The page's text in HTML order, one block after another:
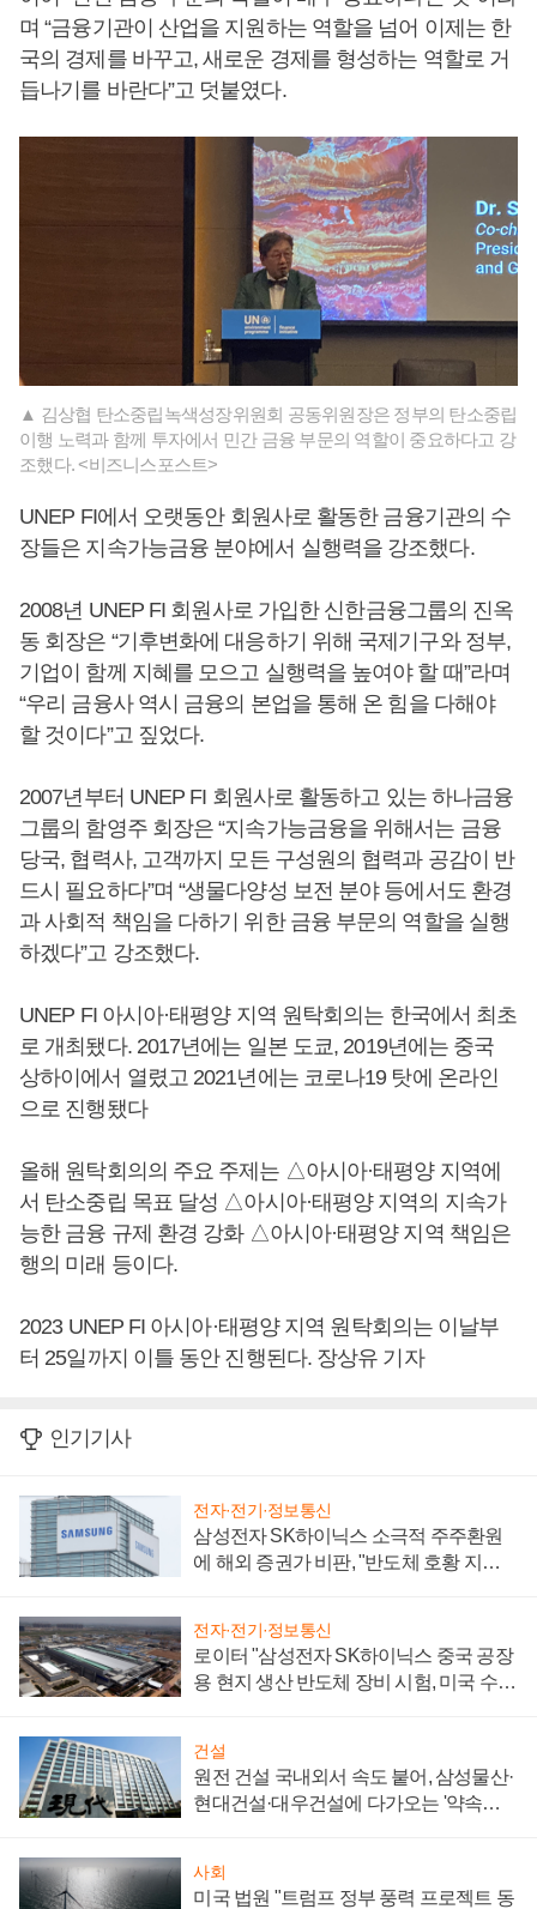
며 “금융기관이 산업을 지원하는 역할을 넘어 이제는 한
국의 경제를 바꾸고, 새로운 경제를 형성하는 역할로 거
듭나기를 바란다”고 덧붙였다.
▲ 김상협 탄소중립녹색성장위원회 공동위원장은 정부의 탄소중립
이행 노력과 함께 투자에서 민간 금융 부문의 역할이 중요하다고 강
조했다. <비즈니스포스트>
UNEP FI에서 오랫동안 회원사로 활동한 금융기관의 수
장들은 지속가능금융 분야에서 실행력을 강조했다.
2008년 UNEP FI 회원사로 가입한 신한금융그룹의 진옥
동 회장은 “기후변화에 대응하기 위해 국제기구와 정부,
기업이 함께 지혜를 모으고 실행력을 높여야 할 때”라며
“우리 금융사 역시 금융의 본업을 통해 온 힘을 다해야
할 것이다”고 짚었다.
2007년부터 UNEP FI 회원사로 활동하고 있는 하나금융
그룹의 함영주 회장은 “지속가능금융을 위해서는 금융
당국, 협력사, 고객까지 모든 구성원의 협력과 공감이 반
드시 필요하다”며 “생물다양성 보전 분야 등에서도 환경
과 사회적 책임을 다하기 위한 금융 부문의 역할을 실행
하겠다”고 강조했다.
UNEP FI 아시아·태평양 지역 원탁회의는 한국에서 최초
로 개최됐다. 2017년에는 일본 도쿄, 2019년에는 중국
상하이에서 열렸고 2021년에는 코로나19 탓에 온라인
으로 진행됐다
올해 원탁회의의 주요 주제는 △아시아·태평양 지역에
서 탄소중립 목표 달성 △아시아·태평양 지역의 지속가
능한 금융 규제 환경 강화 △아시아·태평양 지역 책임은
행의 미래 등이다.
2023 UNEP FI 아시아·태평양 지역 원탁회의는 이날부
터 25일까지 이틀 동안 진행된다. 장상유 기자
인기기사
전자·전기·정보통신
삼성전자 SK하이닉스 소극적 주주환원
에 해외 증권가 비판, "반도체 호황 지속
전자·전기·정보통신
로이터 "삼성전자 SK하이닉스 중국 공장
용 현지 생산 반도체 장비 시험, 미국 수출
건설
원전 건설 국내외서 속도 붙어, 삼성물산·
현대건설·대우건설에 다가오는 '약속의
사회
미국 법원 "트럼프 정부 풍력 프로젝트 동